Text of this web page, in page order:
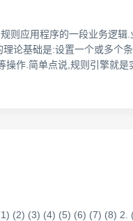
应用程序的一段业务逻
论基础是:设置一个或多个
作.简单点说,规则引擎就是
(1) (2) (3) (4) (5) (6) (7)